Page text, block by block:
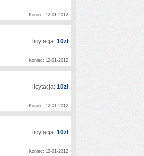
Koniec: 12-01-2012
licytacja: 10zł
Koniec: 12-01-2012
licytacja: 10zł
Koniec: 12-01-2012
licytacja: 10zł
Koniec: 12-01-2012